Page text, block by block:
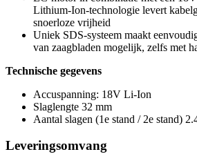
Lithium-Ion-technologie levert
snoerloze vrijheid
Uniek SDS-systeem maakt
van zaagbladen mogelijk, zelfs met
Technische gegevens
Accuspanning: 18V Li-Ion
Slaglengte 32 mm
Aantal slagen (1e stand / 2e stand)
Leveringsomvang